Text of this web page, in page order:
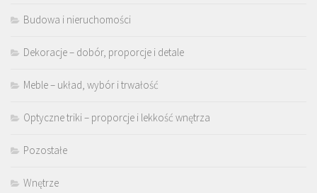
Budowa i nieruchomości
Dekoracje – dobór, proporcje i detale
Meble – układ, wybór i trwałość
Optyczne triki – proporcje i lekkość wnętrza
Pozostałe
Wnętrze